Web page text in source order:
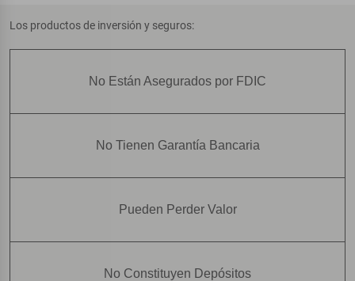
Los productos de inversión y seguros:
No Están Asegurados por FDIC
No Tienen Garantía Bancaria
Pueden Perder Valor
No Constituyen Depósitos